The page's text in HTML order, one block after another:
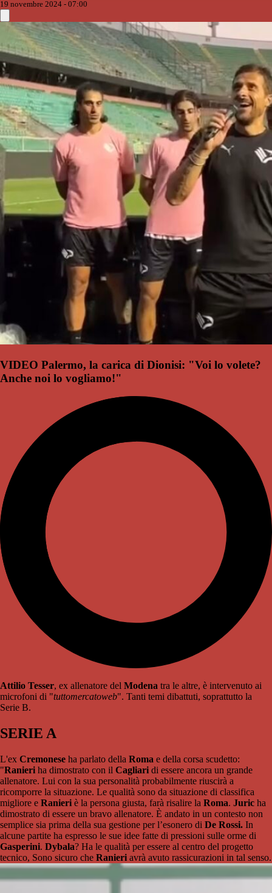
19 novembre 2024 - 07:00
VIDEO Palermo, la carica di Dionisi: "Voi lo volete?
Anche noi lo vogliamo!"
Attilio Tesser, ex allenatore del Modena tra le altre, è intervenuto ai
microfoni di "tuttomercatoweb". Tanti temi dibattuti, soprattutto la
Serie B.
SERIE A
L'ex Cremonese ha parlato della Roma e della corsa scudetto:
"Ranieri ha dimostrato con il Cagliari di essere ancora un grande
allenatore. Lui con la sua personalità probabilmente riuscirà a
ricomporre la situazione. Le qualità sono da situazione di classifica
migliore e Ranieri è la persona giusta, farà risalire la Roma. Juric ha
dimostrato di essere un bravo allenatore. È andato in un contesto non
semplice sia prima della sua gestione per l’esonero di De Rossi. In
alcune partite ha espresso le sue idee fatte di pressioni sulle orme di
Gasperini. Dybala? Ha le qualità per essere al centro del progetto
tecnico, Sono sicuro che Ranieri avrà avuto rassicurazioni in tal senso.